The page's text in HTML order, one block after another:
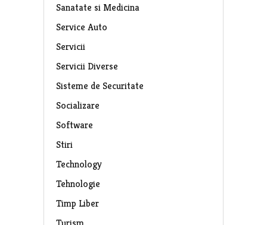
Sanatate si Medicina
Service Auto
Servicii
Servicii Diverse
Sisteme de Securitate
Socializare
Software
Stiri
Technology
Tehnologie
Timp Liber